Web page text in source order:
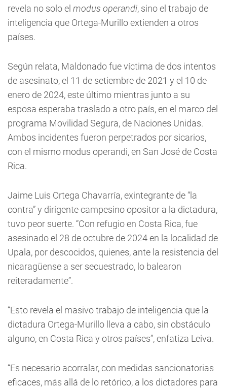
revela no solo el modus operandi, sino el trabajo de
inteligencia que Ortega-Murillo extienden a otros
países.
Según relata, Maldonado fue víctima de dos intentos
de asesinato, el 11 de setiembre de 2021 y el 10 de
enero de 2024, este último mientras junto a su
esposa esperaba traslado a otro país, en el marco del
programa Movilidad Segura, de Naciones Unidas.
Ambos incidentes fueron perpetrados por sicarios,
con el mismo modus operandi, en San José de Costa
Rica.
Jaime Luis Ortega Chavarría, exintegrante de “la
contra” y dirigente campesino opositor a la dictadura,
tuvo peor suerte. “Con refugio en Costa Rica, fue
asesinado el 28 de octubre de 2024 en la localidad de
Upala, por descocidos, quienes, ante la resistencia del
nicaragüense a ser secuestrado, lo balearon
reiteradamente”.
“Esto revela el masivo trabajo de inteligencia que la
dictadura Ortega-Murillo lleva a cabo, sin obstáculo
alguno, en Costa Rica y otros países”, enfatiza Leiva.
“Es necesario acorralar, con medidas sancionatorias
eficaces, más allá de lo retórico, a los dictadores para